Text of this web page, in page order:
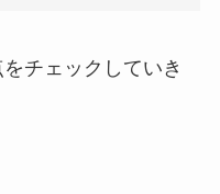
チェックしていき